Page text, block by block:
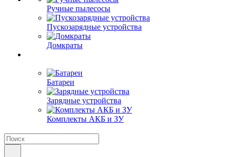
Ручные пылесосы
Пускозарядные устройства
Домкраты
Батареи
Зарядные устройства
Комплекты АКБ и ЗУ